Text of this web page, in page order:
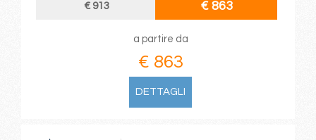
€ 913
€ 863
a partire da
€ 863
DETTAGLI